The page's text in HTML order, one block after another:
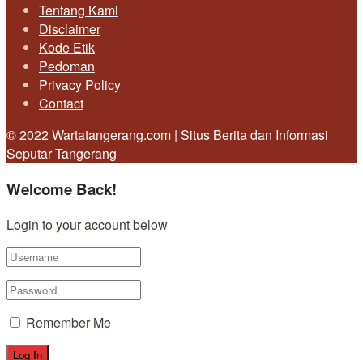
Tentang Kami
Disclaimer
Kode Etik
Pedoman
Privacy Policy
Contact
© 2022 Wartatangerang.com | Situs Berita dan Informasi
Seputar Tangerang
Welcome Back!
Login to your account below
Remember Me